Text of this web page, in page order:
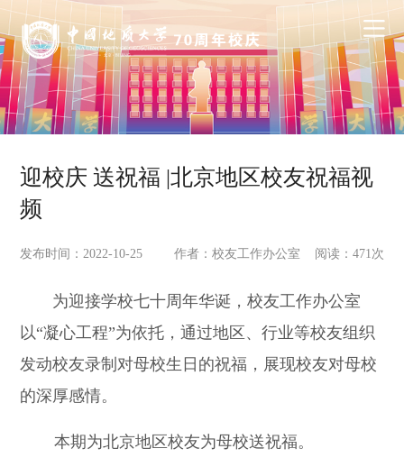
迎校庆 送祝福 |北京地区校友祝福视
频
发布时间：2022-10-25 作者：校友工作办公室 阅读：471次
为迎接学校七十周年华诞，校友工作办公室
以“凝心工程”为依托，通过地区、行业等校友组织
发动校友录制对母校生日的祝福，展现校友对母校
的深厚感情。
本期为北京地区校友为母校送祝福。